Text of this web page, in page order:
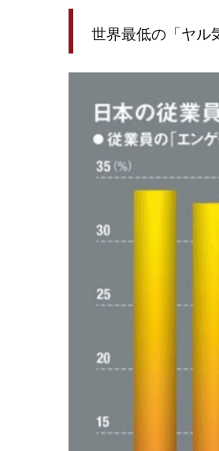
世界最低の「ヤル